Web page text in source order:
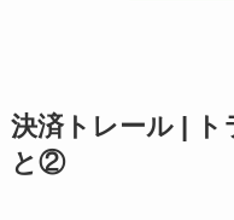
決済トレール | ト
と②